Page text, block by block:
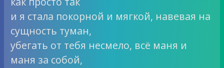
и я стала покорной и мягкой, навевая на
сущность туман,
убегать от тебя несмело, всё маня и
маня за собой,